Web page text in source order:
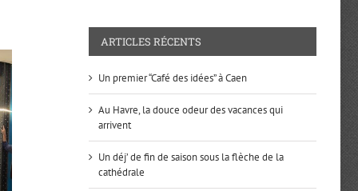
ARTICLES RÉCENTS
Un premier “Café des idées” à Caen
Au Havre, la douce odeur des vacances qui
arrivent
Un déj’ de fin de saison sous la flèche de la
cathédrale